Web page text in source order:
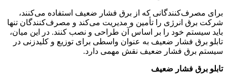
برای مصرف‌كنندگانی که از برق فشار ضعیف استفاده می‌کنند،
شركت برق انرژی را تأمین و مدیریت می‌کند و مصرف‌كنندگان تنها
باید سیستم خود را بر اساس آن طراحی و نصب كنند. در این میان،
تابلو برق فشار ضعیف به عنوان واسطی برای توزیع و کلیدزنی در
سیستم برق فشار ضعیف نقش مهمی دارد.
تابلو برق فشار ضعیف